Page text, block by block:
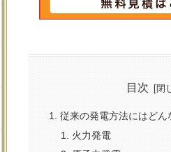
目次
従来の発電方法にはどん
火力発電